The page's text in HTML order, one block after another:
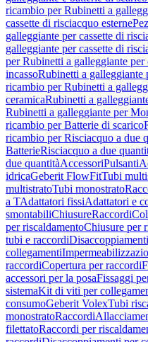
ricambio per Rubinetti a
cassette di risciacquo esterne
galleggiante per cassette di
galleggiante per cassette di
per Rubinetti a galleggiante per
incassoRubinetti a galleggiante
ricambio per Rubinetti a
ceramicaRubinetti a
Rubinetti a galleggiante per
ricambio per Batterie di scarico
ricambio per Risciacquo a due
BatterieRisciacquo a due
due quantitàAccessoriPulsanti
idricaGeberit FlowFitTubi
multistratoTubi monostrato
a TAdattatori fissiAdattatori e
smontabiliChiusureRaccordi
per riscaldamentoChiusure per
tubi e raccordi
collegamenti
raccordiCopertura per raccordi
accessori per la posaFissaggi
sistemaKit di viti per
consumoGeberit VolexTubi
monostratoRaccordi
filettatoRaccordi per